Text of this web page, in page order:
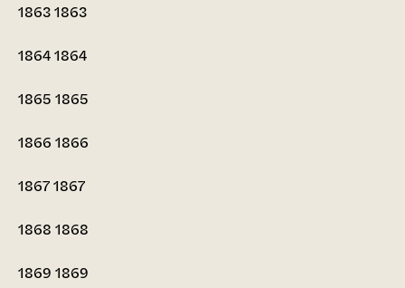
18631863
18641864
1865 1865
1866 1866
18671867
1868 1868
1869 1869